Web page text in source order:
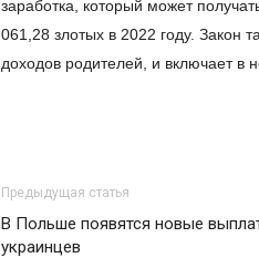
заработка, который может
061,28 злотых в 2022 году. Закон
доходов родителей, и включает в
Предыдущая статья
В Польше появятся новые
украинцев